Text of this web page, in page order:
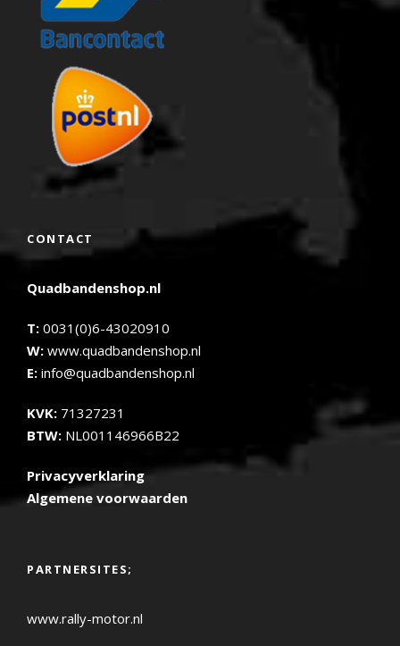
CONTACT
Quadbandenshop.nl
T: 0031(0)6-43020910
W: www.quadbandenshop.nl
E: info@quadbandenshop.nl
KVK: 71327231
BTW: NL001146966B22
Privacyverklaring
Algemene voorwaarden
PARTNERSITES;
www.rally-motor.nl